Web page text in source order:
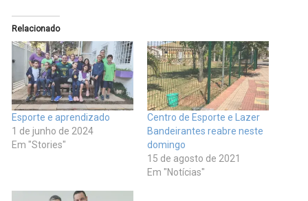
Relacionado
Esporte e aprendizado
1 de junho de 2024
Em "Stories"
Centro de Esporte e Lazer
Bandeirantes reabre neste
domingo
15 de agosto de 2021
Em "Notícias"